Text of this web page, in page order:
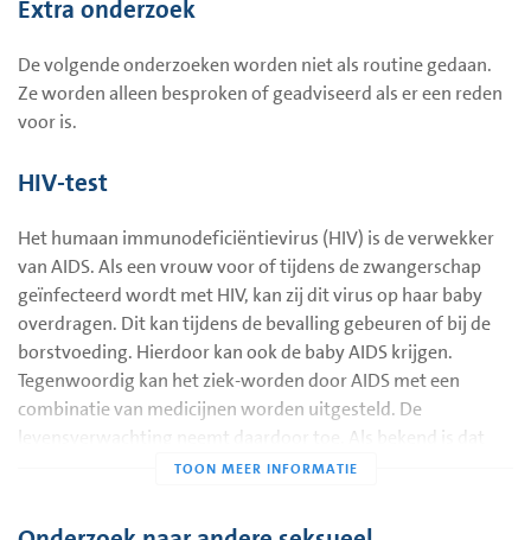
kind. U hoeft verder niet meer gecontroleerd te worden op
Uw kind heeft bloedgroep Rhesus (D)-positief:
U krijgt in week 30 van de zwangerschap een injectie met
anti-Rhesus D-antistoffen. De injectie maakt de kans erg
kunnen maken. De baby merkt niets van de injectie en loopt
injectie met anti-Rhesus D-antistoffen. Het is belangrijk dat u
zelf geen antistoffen gaat maken. Deze zouden schadelijk
kunnen zijn als u later opnieuw zwanger wordt van een
Rhesus D-positief kind. Ook in een aantal bijzondere
verloskundige situaties krijgt u (extra) anti-Rhesus-D-
antistoffen toegediend.
gevaar meer voor besmetting met rode hond.
Extra onderzoek
De volgende onderzoeken worden niet als routine gedaan.
Ze worden alleen besproken of geadviseerd als er een reden
voor is.
HIV-test
Het humaan immunodeficiëntievirus (HIV) is de verwekker
van AIDS. Als een vrouw voor of tijdens de zwangerschap
geïnfecteerd wordt met HIV, kan zij dit virus op haar baby
overdragen. Dit kan tijdens de bevalling gebeuren of bij de
borstvoeding. Hierdoor kan ook de baby AIDS krijgen.
Tegenwoordig kan het ziek-worden door AIDS met een
combinatie van medicijnen worden uitgesteld. De
levensverwachting neemt daardoor toe. Als bekend is dat
een zwangere geïnfecteerd is met HIV, kunnen medicijnen de
Borstvoeding wordt dan afgeraden.